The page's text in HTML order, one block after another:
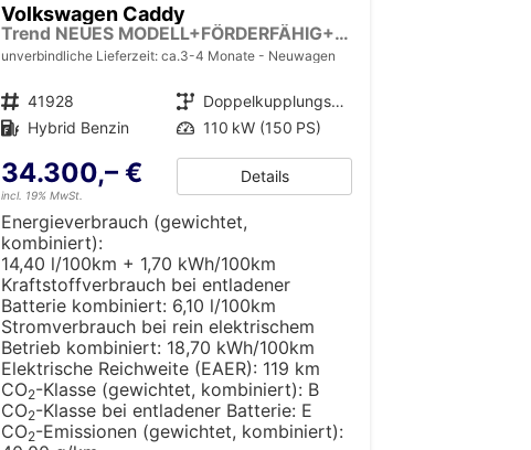
Volkswagen Caddy
Trend NEUES MODELL+FÖRDERFÄHIG+PDC+ACC+LANE ASSIST
unverbindliche Lieferzeit: ca.3-4 Monate Neuwagen
Fahrzeugnr. 41928 Getriebe
Doppelkupplungsgetriebe (DSG)
Kraftstoff Hybrid Benzin Leistung 110 kW (150 PS)
34.300,– €
incl. 19% MwSt.
Details
Energieverbrauch (gewichtet,
kombiniert):
14,40 l/100km + 1,70 kWh/100km
Kraftstoffverbrauch bei entladener
Batterie kombiniert: 6,10 l/100km
Stromverbrauch bei rein elektrischem
Betrieb kombiniert: 18,70 kWh/100km
Elektrische Reichweite (EAER): 119 km
CO2-Klasse (gewichtet, kombiniert): B
CO2-Klasse bei entladener Batterie: E
CO2-Emissionen (gewichtet, kombiniert):